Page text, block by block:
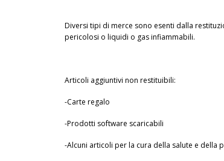
Diversi tipi di merce sono esenti dalla
pericolosi o liquidi o gas infiammabili.
Articoli aggiuntivi non restituibili:
-Carte regalo
-Prodotti software scaricabili
-Alcuni articoli per la cura della salute e della